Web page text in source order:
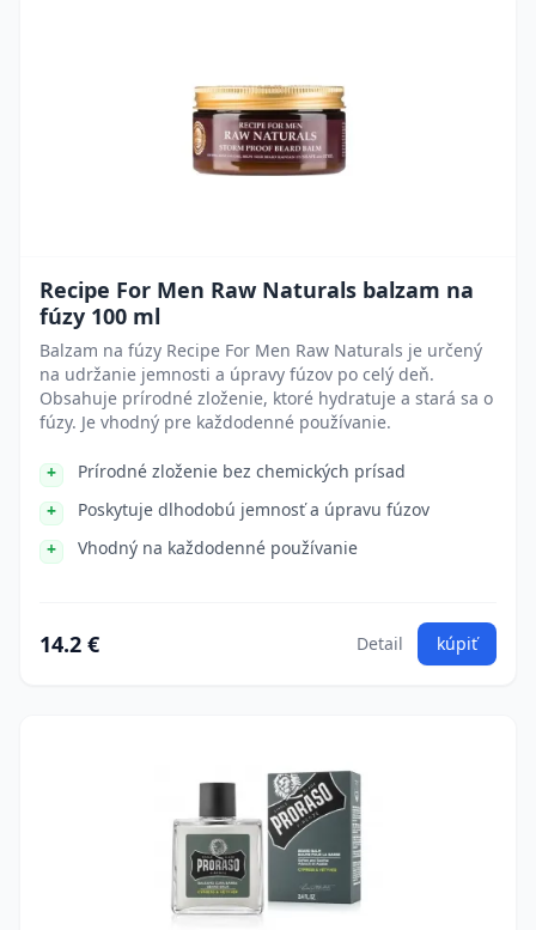
Recipe For Men Raw Naturals balzam na
fúzy 100 ml
Balzam na fúzy Recipe For Men Raw Naturals je určený
na udržanie jemnosti a úpravy fúzov po celý deň.
Obsahuje prírodné zloženie, ktoré hydratuje a stará sa o
fúzy. Je vhodný pre každodenné používanie.
Prírodné zloženie bez chemických prísad
Poskytuje dlhodobú jemnosť a úpravu fúzov
Vhodný na každodenné používanie
14.2 € Detail kúpiť